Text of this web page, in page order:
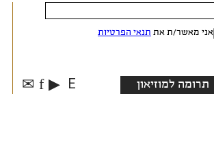
אני מאשר/ת את תנאי הפרטיות
תרומה למוזיאון E
▶
f
✉